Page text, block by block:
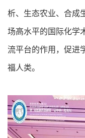
析、生态农业、合成
场高水平的国际化学
流平台的作用，促进
福人类。